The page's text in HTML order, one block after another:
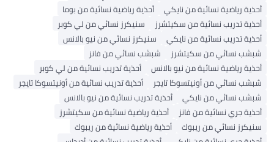
أحذية رياضية نسائية من نايكي
أحذية رياضية نسائية من بوما
أحذية تدريب نسائية من سكيتشرز
سنيكرز نسائي من لي كوبر
أحذية تدريب نسائية من نايكي
سنيكرز نسائي من نيو بالانس
شبشب نسائي من سكيتشرز
شبشب نسائي من فانز
أحذية رياضية نسائية من نيو بالانس
أحذية تدريب نسائية من لي كوبر
شبشب نسائي من أونيتسوكا تايجر
أحذية تدريب نسائية من أونيتسوكا تايجر
شبشب نسائي من نايكي
أحذية تدريب نسائية من نيو بالانس
أحذية جري نسائية من فانز
أحذية رياضية نسائية من سكيتشرز
سنيكرز نسائي من ريبوك
أحذية رياضية نسائية من ريبوك